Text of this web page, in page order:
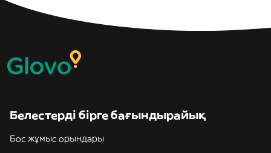
Белестерді бірге бағындырайық
Бос жұмыс орындары